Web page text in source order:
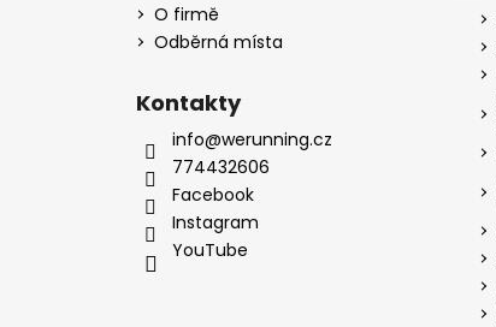
O firmě
Odběrná místa
Kontakty
info@werunning.cz
774432606
Facebook
Instagram
YouTube